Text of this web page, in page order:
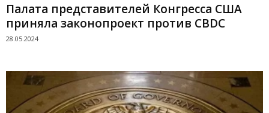
Палата представителей Конгресса США
приняла законопроект против CBDC
28.05.2024